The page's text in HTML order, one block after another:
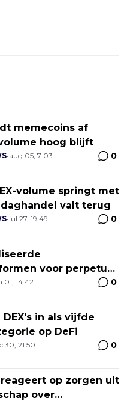
memecoins af
hoog blijft
•aug 05, 7:03 0
volume springt met
daghandel valt terug
•jul 27, 19:49 0
voor perpetual
2025 sterk af
01, 14:42 0
DEX's in als vijfde
op DeFi
30, 21:50 0
op zorgen uit
over